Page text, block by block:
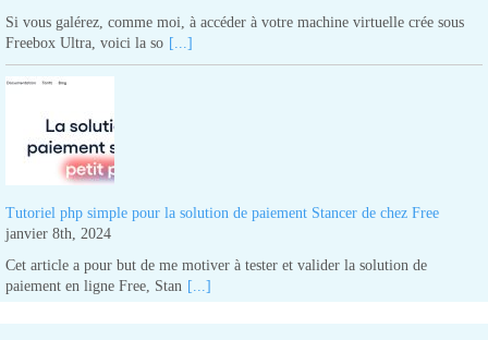
Si vous galérez, comme moi, à accéder à votre machine virtuelle crée sous
Freebox Ultra, voici la so [...]
Tutoriel php simple pour la solution de paiement Stancer de chez Free
janvier 8th, 2024
Cet article a pour but de me motiver à tester et valider la solution de
paiement en ligne Free, Stan [...]